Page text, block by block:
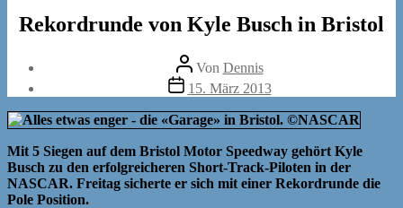
Rekordrunde von Kyle Busch in Bristol
Beitragsautor
Von Dennis
Veröffentlichungsdatum
15. März 2013
Mit 5 Siegen auf dem Bristol Motor Speedway gehört Kyle
Busch zu den erfolgreicheren Short-Track-Piloten in der
NASCAR. Freitag sicherte er sich mit einer Rekordrunde die
Pole Position.